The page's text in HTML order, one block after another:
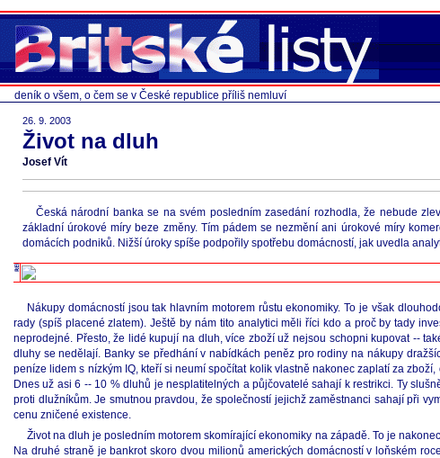
deník o všem, o čem se v České republice příliš nemluví
26. 9. 2003
Život na dluh
Josef Vít
Česká národní banka se na svém posledním zasedání rozhodla, že nebude
základní úrokové míry beze změny. Tím pádem se nezmění ani úrokové míry
domácích podniků. Nižší úroky spíše podpořily spotřebu domácností, jak uvedla
Nákupy domácností jsou tak hlavním motorem růstu ekonomiky. To je však
rady (spíš placené zlatem). Ještě by nám tito analytici měli říci kdo a proč by tady
neprodejné. Přesto, že lidé kupují na dluh, více zboží už nejsou schopni kupovat --
dluhy se nedělají. Banky se předhání v nabídkách peněz pro rodiny na nákupy
peníze lidem s nízkým IQ, kteří si neumí spočítat kolik vlastně nakonec zaplatí za
Dnes už asi 6 -- 10 % dluhů je nesplatitelných a půjčovatelé sahají k restrikci. Ty
proti dlužníkům. Je smutnou pravdou, že společností jejichž zaměstnanci sahají při
cenu zničené existence.
Život na dluh je posledním motorem skomírající ekonomiky na západě. To je
Na druhé straně je bankrot skoro dvou milionů amerických domácností v loňském